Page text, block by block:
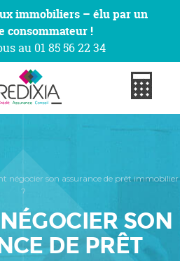
immobiliers – élu par un
consommateur !
au 01 85 56 22 34
négocier son assurance de prêt immobilier
?
SON
DE PRÊT